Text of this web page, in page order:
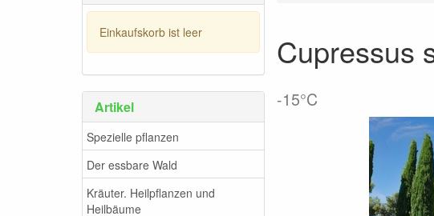
Einkaufskorb ist leer
Artikel
Spezielle pflanzen
Der essbare Wald
Kräuter. Heilpflanzen und
Heilbäume
Cupressus
-15°C